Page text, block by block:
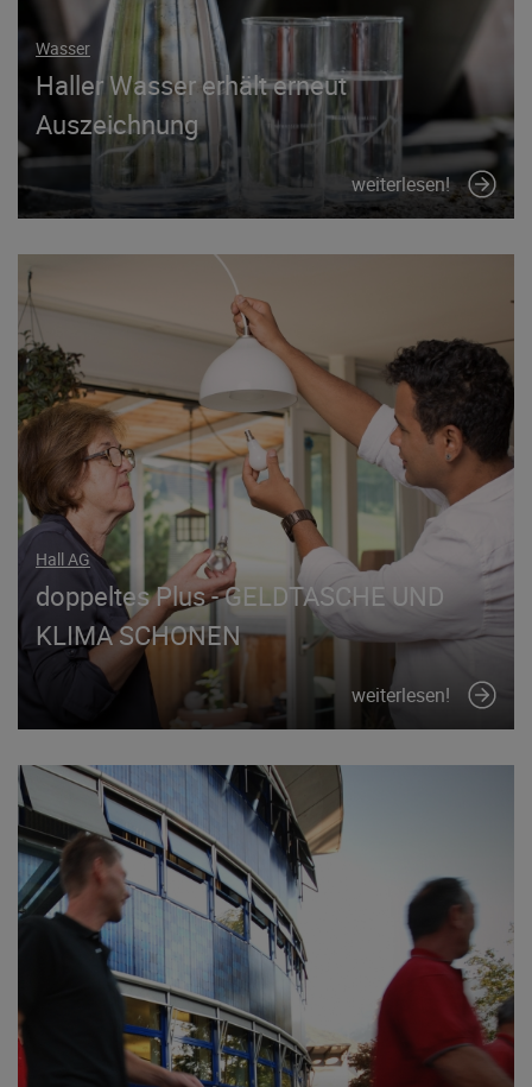
Wasser
Haller Wasser erhält erneut
Auszeichnung
weiterlesen!
Hall AG
doppeltes Plus - GELDTASCHE UND
KLIMA SCHONEN
weiterlesen!